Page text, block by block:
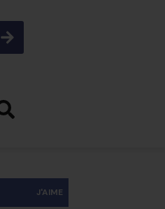
J'AIME